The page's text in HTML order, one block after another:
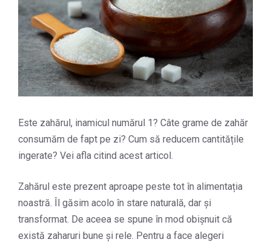
Este zahărul, inamicul numărul 1? Câte grame de zahăr
consumăm de fapt pe zi? Cum să reducem cantitățile
ingerate? Vei afla citind acest articol.
Zahărul este prezent aproape peste tot în alimentația
noastră. Îl găsim acolo în stare naturală, dar și
transformat. De aceea se spune în mod obișnuit că
există zaharuri bune și rele. Pentru a face alegeri